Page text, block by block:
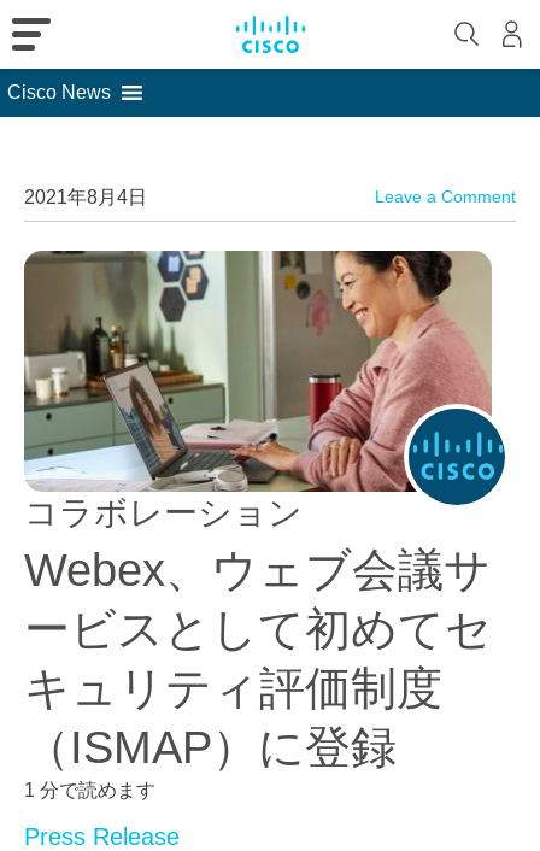
Cisco News
2021年8月4日 Leave a Comment
コラボレーション
Webex、ウェブ会議サ
ービスとして初めてセ
キュリティ評価制度
（ISMAP）に登録
1 分で読めます
Press Release